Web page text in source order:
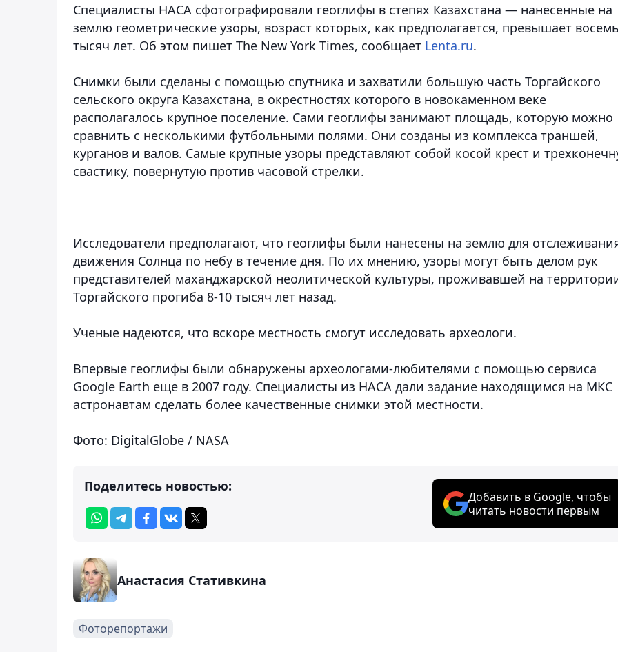
Специалисты НАСА сфотографировали геоглифы в степях Казахстана — нанесенные на
землю геометрические узоры, возраст которых, как предполагается, превышает
тысяч лет. Об этом пишет The New York Times, сообщает Lenta.ru.
Снимки были сделаны с помощью спутника и захватили большую часть Торгайского
сельского округа Казахстана, в окрестностях которого в новокаменном веке
располагалось крупное поселение. Сами геоглифы занимают площадь, которую можно
сравнить с несколькими футбольными полями. Они созданы из комплекса траншей,
курганов и валов. Самые крупные узоры представляют собой косой крест и
свастику, повернутую против часовой стрелки.
Исследователи предполагают, что геоглифы были нанесены на землю для
движения Солнца по небу в течение дня. По их мнению, узоры могут быть делом рук
представителей маханджарской неолитической культуры, проживавшей на
Торгайского прогиба 8-10 тысяч лет назад.
Ученые надеются, что вскоре местность смогут исследовать археологи.
Впервые геоглифы были обнаружены археологами-любителями с помощью сервиса
Google Earth еще в 2007 году. Специалисты из НАСА дали задание находящимся на МКС
астронавтам сделать более качественные снимки этой местности.
Фото: DigitalGlobe / NASA
Поделитесь новостью:
Добавить в Google, чтобы
читать новости первым
Анастасия Стативкина
Фоторепортажи